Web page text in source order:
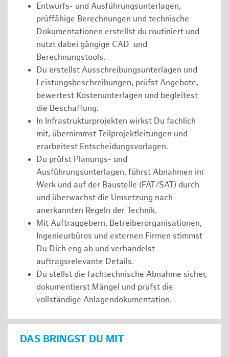
Entwurfs- und Ausführungsunterlagen,
prüffähige Berechnungen und technische
Dokumentationen erstellst du routiniert und
nutzt dabei gängige CAD und
Berechnungstools.
Du erstellst Ausschreibungsunterlagen und
Leistungsbeschreibungen, prüfst Angebote,
bewertest Kostenunterlagen und begleitest
die Beschaffung.
In Infrastrukturprojekten wirkst Du fachlich
mit, übernimmst Teilprojektleitungen und
erarbeitest Entscheidungsvorlagen.
Du prüfst Planungs- und
Ausführungsunterlagen, führst Abnahmen im
Werk und auf der Baustelle (FAT/SAT) durch
und überwachst die Umsetzung nach
anerkannten Regeln der Technik.
Mit Auftraggebern, Betreiberorganisationen,
Ingenieurbüros und externen Firmen stimmst
Du Dich eng ab und verhandelst
auftragsrelevante Details.
Du stellst die fachtechnische Abnahme sicher,
dokumentierst Mängel und prüfst die
vollständige Anlagendokumentation.
DAS BRINGST DU MIT